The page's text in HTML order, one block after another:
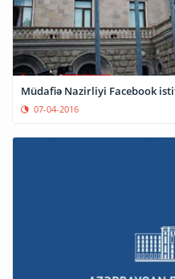
Müdafiə Nazirliyi Facebook
07-04-2016